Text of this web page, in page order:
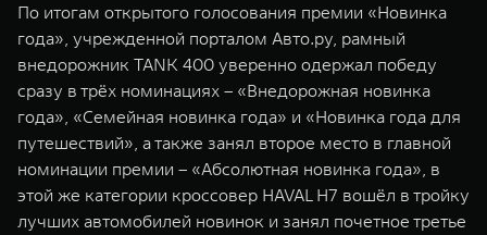
WEY 07
Расширяя границы комфорта
от 6 149 000 ₽
WEY 05
Эстетика
от 5 699
По итогам открытого голосования премии «Новинка
года», учрежденной порталом Авто.ру, рамный
внедорожник TANK 400 уверенно одержал победу
сразу в трёх номинациях – «Внедорожная новинка
года», «Семейная новинка года» и «Новинка года для
путешествий», а также занял второе место в главной
номинации премии – «Абсолютная новинка года», в
этой же категории кроссовер HAVAL H7 вошёл в тройку
лучших автомобилей новинок и занял почетное третье